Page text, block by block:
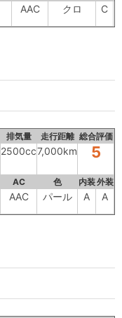
AAC クロ C
排気量 走行距離 総合評価
2500cc7,000km 5
AC 色 内装外装
AAC パール A A